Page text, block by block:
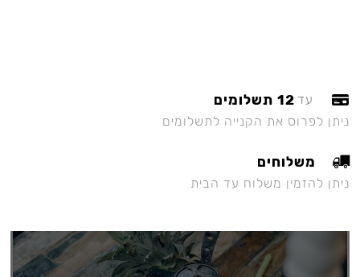
עד 12 תשלומים
ניתן לפרוס את הקנייה לתשלומים
משלוחים
ניתן להזמין משלוח עד הבית